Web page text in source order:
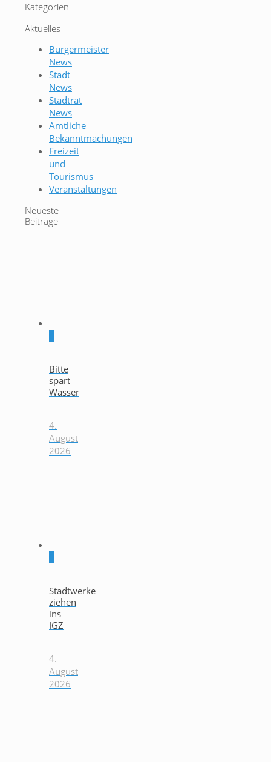
Kategorien
–
Aktuelles
Bürgermeister
News
Stadt
News
Stadtrat
News
Amtliche
Bekanntmachungen
Freizeit
und
Tourismus
Veranstaltungen
Neueste
Beiträge
Bitte
spart
Wasser
4.
August
2026
Stadtwerke
ziehen
ins
IGZ
4.
August
2026